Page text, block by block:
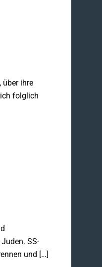
über ihre
folglich
SS-
und […]